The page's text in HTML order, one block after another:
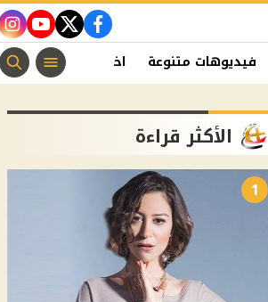
facebook
twitter
فيديوهات متنوعة اخبار الفن
الأكثر قراءة
1